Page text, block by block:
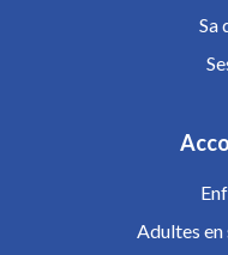
Sa
Adultes